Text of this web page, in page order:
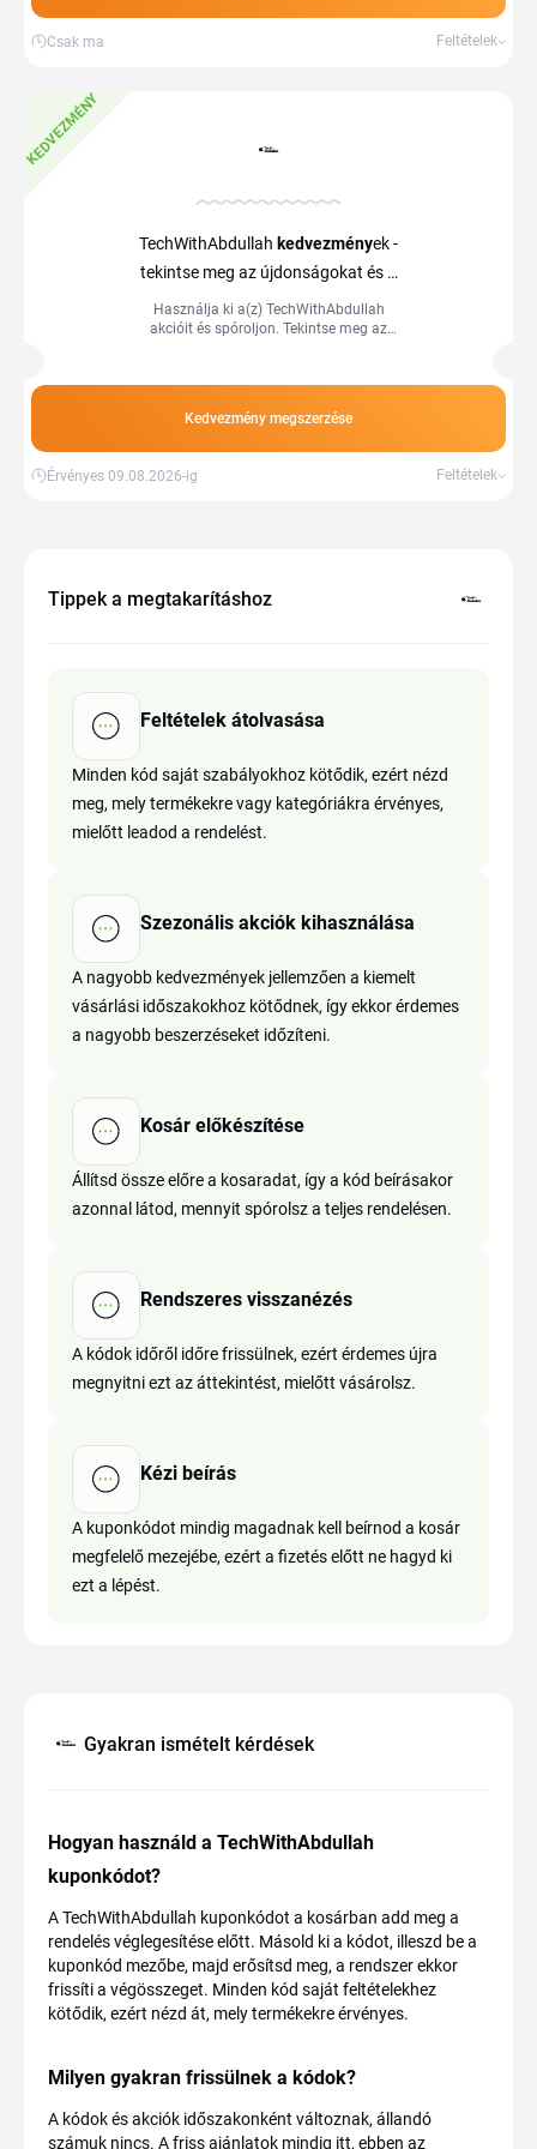
Csak ma Feltételek
KEDVEZMÉNY
TechWithAbdullah kedvezmények -
tekintse meg az újdonságokat és a
kedvezményeket
Használja ki a(z) TechWithAbdullah
akcióit és spóroljon. Tekintse meg az
Kedvezmény megszerzése
Érvényes 09.08.2026-ig Feltételek
Tippek a megtakarításhoz
Feltételek átolvasása
Minden kód saját szabályokhoz kötődik, ezért nézd
meg, mely termékekre vagy kategóriákra érvényes,
mielőtt leadod a rendelést.
Szezonális akciók kihasználása
A nagyobb kedvezmények jellemzően a kiemelt
vásárlási időszakokhoz kötődnek, így ekkor érdemes
a nagyobb beszerzéseket időzíteni.
Kosár előkészítése
Állítsd össze előre a kosaradat, így a kód beírásakor
azonnal látod, mennyit spórolsz a teljes rendelésen.
Rendszeres visszanézés
A kódok időről időre frissülnek, ezért érdemes újra
megnyitni ezt az áttekintést, mielőtt vásárolsz.
Kézi beírás
A kuponkódot mindig magadnak kell beírnod a kosár
megfelelő mezejébe, ezért a fizetés előtt ne hagyd ki
ezt a lépést.
Gyakran ismételt kérdések
Hogyan használd a TechWithAbdullah
kuponkódot?
A TechWithAbdullah kuponkódot a kosárban add meg a
rendelés véglegesítése előtt. Másold ki a kódot, illeszd be a
kuponkód mezőbe, majd erősítsd meg, a rendszer ekkor
frissíti a végösszeget. Minden kód saját feltételekhez
kötődik, ezért nézd át, mely termékekre érvényes.
Milyen gyakran frissülnek a kódok?
A kódok és akciók időszakonként változnak, állandó
számuk nincs. A friss ajánlatok mindig itt, ebben az